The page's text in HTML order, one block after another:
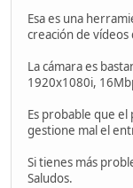
Esa es una
creación de vídeos
La cámara es
1920x1080i,
Es probable que
gestione mal el
Si tienes más
Saludos.